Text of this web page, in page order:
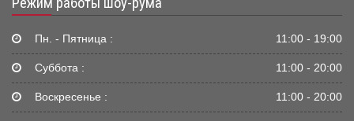
Пн. - Пятница : 11:00 - 19:00
Суббота : 11:00 - 20:00
Воскресенье : 11:00 - 20:00